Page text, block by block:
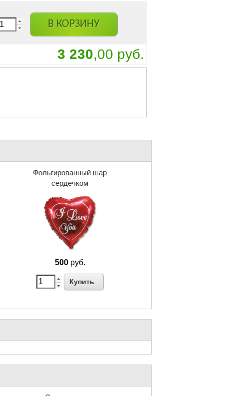
В КОРЗИНУ
3 230,00 руб.
Фольгированный шар
сердечком
500руб.
Купить